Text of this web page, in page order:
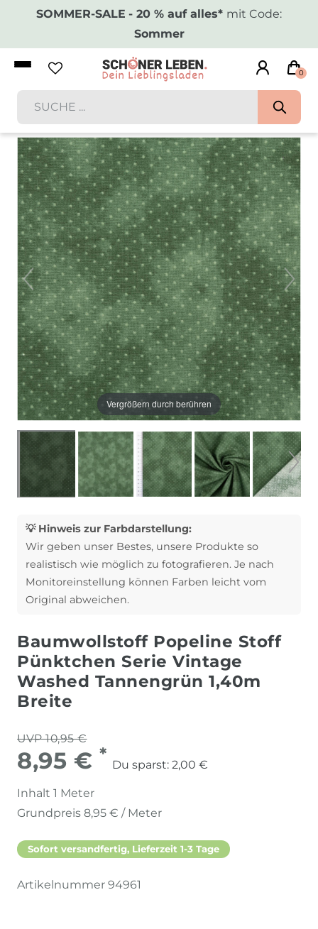
SOMMER-SALE - 20 % auf alles* mit Code:
Sommer
0
Vergrößern durch berühren
💡 Hinweis zur Farbdarstellung:
Wir geben unser Bestes, unsere Produkte so
realistisch wie möglich zu fotografieren. Je nach
Monitoreinstellung können Farben leicht vom
Original abweichen.
Baumwollstoff Popeline Stoff
Pünktchen Serie Vintage
Washed Tannengrün 1,40m
Breite
UVP 10,95 €
8,95 € *
Du sparst: 2,00 €
Inhalt 1 Meter
Grundpreis 8,95 € / Meter
Sofort versandfertig, Lieferzeit 1-3 Tage
Artikelnummer 94961